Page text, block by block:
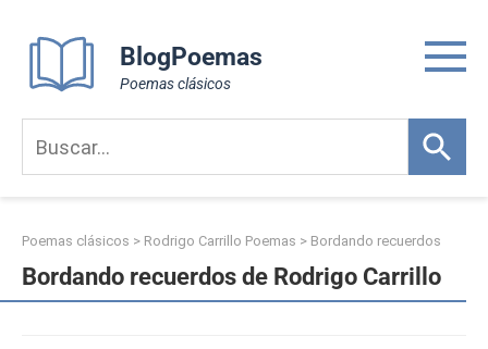
content
BlogPoemas
Poemas clásicos
Poemas clásicos > Rodrigo Carrillo Poemas > Bordando recuerdos
Bordando recuerdos de Rodrigo Carrillo